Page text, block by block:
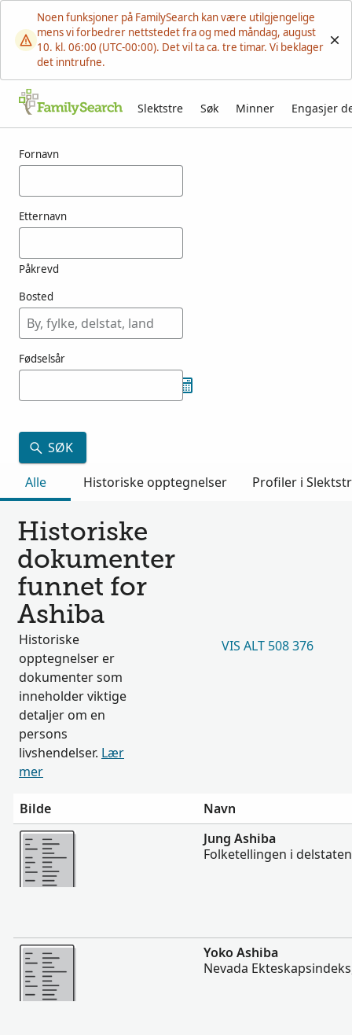
Noen funksjoner på FamilySearch kan være utilgjengelige
mens vi forbedrer nettstedet fra og med måndag, august
10. kl. 06:00 (UTC-00:00). Det vil ta ca. tre timar. Vi beklager
det inntrufne.
Slektstre Søk Minner Engasjer
Fornavn
Etternavn
Påkrevd
Bosted
Fødselsår
SØK
Alle
Historiske opptegnelser Profiler i
Historiske
dokumenter
funnet for
Ashiba
Historiske
opptegnelser er
dokumenter som
inneholder viktige
detaljer om en
persons
livshendelser. Lær
mer
VIS ALT 508 376
Bilde
Navn
Flere
Jung Ashiba
Folketellingen i
Flere
Yoko Ashiba
Nevada